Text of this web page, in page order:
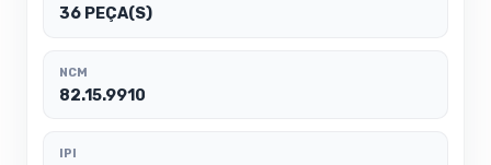
36 PEÇA(S)
NCM
82.15.9910
IPI